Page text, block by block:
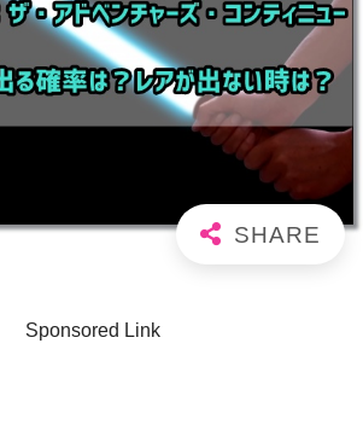
Sponsored Link